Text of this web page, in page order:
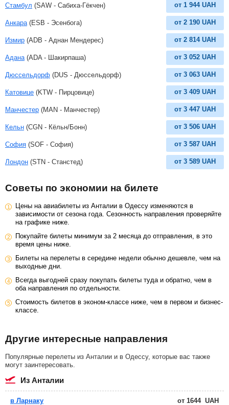
Стамбул (SAW - Сабиха-Гёкчен) от 1 944 UAH
Анкара (ESB - Эсенбога) от 2 190 UAH
Измир (ADB - Аднан Мендерес) от 2 814 UAH
Адана (ADA - Шакирпаша) от 3 052 UAH
Дюссельдорф (DUS - Дюссельдорф) от 3 063 UAH
Катовице (KTW - Пирцовице) от 3 409 UAH
Манчестер (MAN - Манчестер) от 3 447 UAH
Кельн (CGN - Кёльн/Бонн) от 3 506 UAH
София (SOF - София) от 3 587 UAH
Лондон (STN - Станстед) от 3 589 UAH
Советы по экономии на билете
Цены на авиабилеты из Анталии в Одессу изменяются в
зависимости от сезона года. Сезонность направления проверяйте
на графике ниже.
Покупайте билеты минимум за 2 месяца до отправления, в это
время цены ниже.
Билеты на перелеты в середине недели обычно дешевле, чем на
выходные дни.
Всегда выгодней сразу покупать билеты туда и обратно, чем в
оба направления по отдельности.
Стоимость билетов в эконом-классе ниже, чем в первом и бизнес-
классе.
Другие интересные направления
Популярные перелеты из Анталии и в Одессу, которые вас также
могут заинтересовать.
из Анталии
в Ларнаку от 1644 UAH